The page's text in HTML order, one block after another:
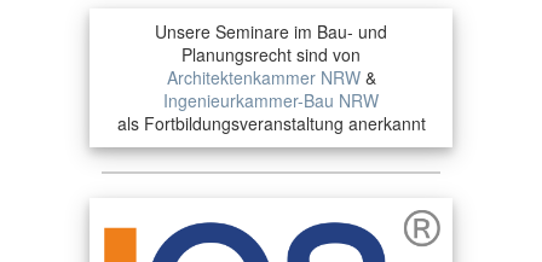
Unsere Seminare im Bau- und
Planungsrecht sind von
Architektenkammer NRW&
Ingenieurkammer-Bau NRW
als Fortbildungsveranstaltung anerkannt